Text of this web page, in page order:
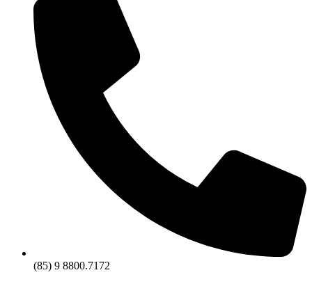
(85) 9 8800.7172